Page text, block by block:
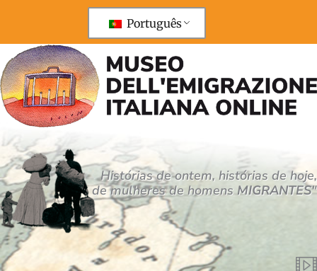
conteúdo
Português
Histórias de ontem, histórias de hoje,
de mulheres de homensMIGRANTES"